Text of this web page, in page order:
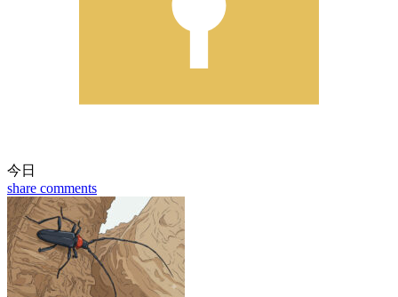
今日
share comments